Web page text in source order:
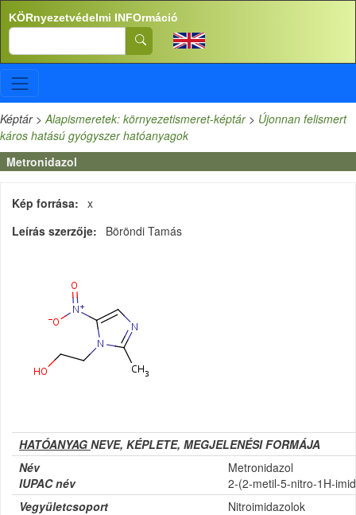
Ugrás a tartalomra
KÖRnyezetvédelmi INFOrmáció
Search
Képtár>Alapismeretek: környezetismeret-képtár> Újonnan felismert
káros hatású gyógyszer hatóanyagok
Metronidazol
Kép forrása
x
Leírás szerzője
Böröndi Tamás
HATÓANYAG NEVE, KÉPLETE, MEGJELENÉSI FORMÁJA
Név
IUPAC név
Metronidazol
2-(2-metil-5-nitro-1H-
Vegyületcsoport
Nitroimidazolok